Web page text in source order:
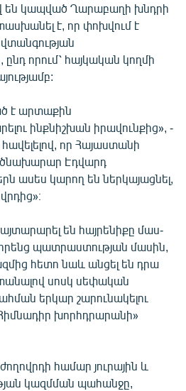
են կապված Ղարաբաղի խնդրի
է, որ փոխվում է
որում՝ հայկական կողմի
է արտաքին
ինքնիշխան իրավունքից», -
որ Հայաստանի
Էդվարդ
ասես կարող են ներկայացնել,
են հայրենիքը մաս-
պատրաստության մասին,
հետո նաև անցել են դրա
սոսկ սեփական
երկար շարունակելու
խորհդրարանի»
համար յուրային և
կազմման պահանջը,